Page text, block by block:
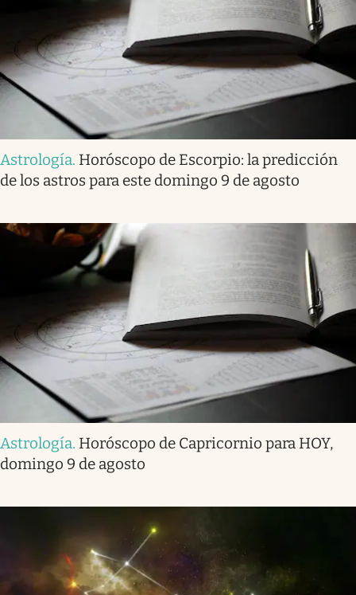
Astrología. Horóscopo de Escorpio: la predicción
de los astros para este domingo 9 de agosto
Astrología. Horóscopo de Capricornio para HOY,
domingo 9 de agosto